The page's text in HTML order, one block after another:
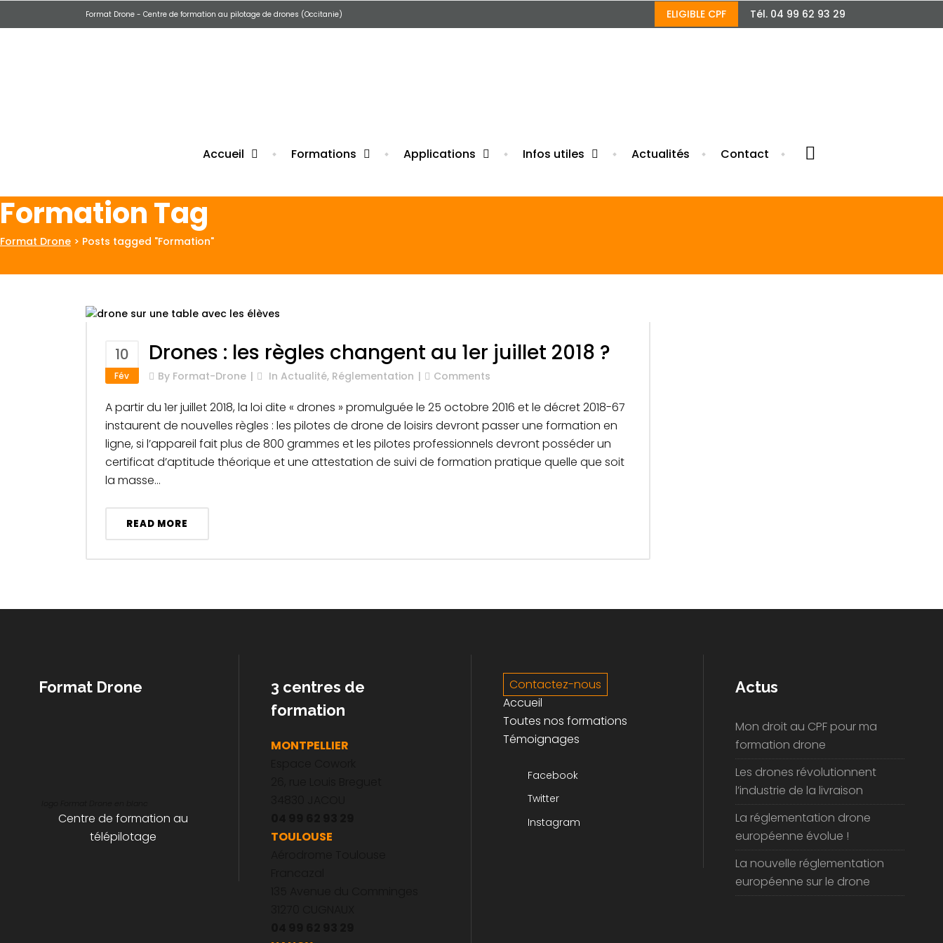
Format Drone - Centre de formation au pilotage de drones (Occitanie) ELIGIBLE CPF Tél. 04 99 62 93 29
Accueil Formations Applications Infos utiles Actualités Contact
Formation Tag
Format Drone > Posts tagged "Formation"
10
Fév
Drones : les règles changent au 1er juillet 2018 ?
By Format-Drone In Actualité, Réglementation Comments
A partir du 1er juillet 2018, la loi dite « drones » promulguée le 25 octobre 2016 et le décret 2018-67
instaurent de nouvelles règles : les pilotes de drone de loisirs devront passer une formation en
ligne, si l’appareil fait plus de 800 grammes et les pilotes professionnels devront posséder un
certificat d’aptitude théorique et une attestation de suivi de formation pratique quelle que soit
la masse...
READ MORE
Format Drone
Centre de formation au
télépilotage
3 centres de
formation
MONTPELLIER
TOULOUSE
Contactez-nous
Accueil
Toutes nos formations
Témoignages
Facebook
Twitter
Instagram
Actus
Mon droit au CPF pour ma
formation drone
Les drones révolutionnent
l’industrie de la livraison
La réglementation drone
européenne évolue !
La nouvelle réglementation
européenne sur le drone
Fermeture pour congés d'été du 1er au 16 août. Réouverture le 17 août.